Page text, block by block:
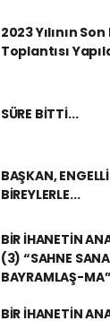
2023 Yılının
Toplantısı
SÜRE BİTTİ...
BAŞKAN, ENGELLİ
BİREYLERLE...
BİR İHANETİN
(3) “SAHNE
BAYRAMLAŞ-MA”
BİR İHANETİN